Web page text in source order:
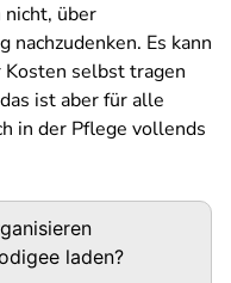
nicht, über
nachzudenken. Es kann
Kosten selbst tragen
ist aber für alle
in der Pflege vollends
laden?